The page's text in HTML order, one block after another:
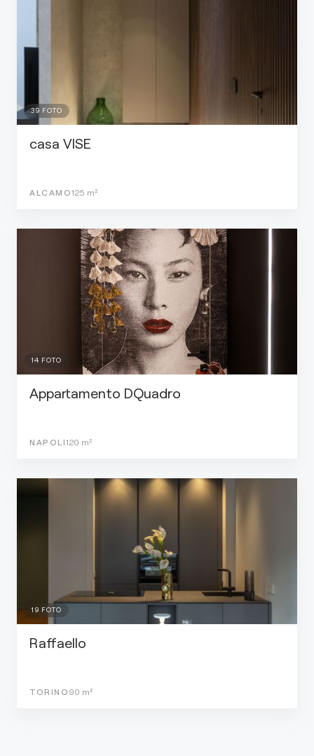
39 FOTO
casa VISE
ALCAMO125 m²
14 FOTO
Appartamento DQuadro
NAPOLI120 m²
19 FOTO
Raffaello
TORINO 90 m²